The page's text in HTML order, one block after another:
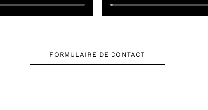
FORMULAIRE DE CONTACT